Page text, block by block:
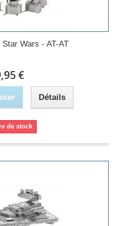
Star Wars - AT-AT
€
Détails
de stock